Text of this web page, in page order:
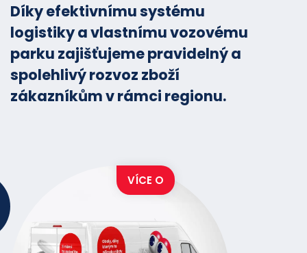
Díky efektivnímu systému
logistiky a vlastnímu vozovému
parku zajišťujeme pravidelný a
spolehlivý rozvoz zboží
zákazníkům v rámci regionu.
VÍCE O